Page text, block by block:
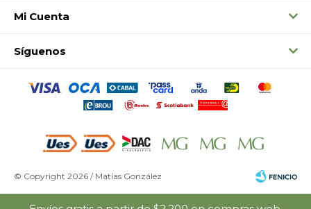
Mi Cuenta
Síguenos
© Copyright 2026 / Matías González